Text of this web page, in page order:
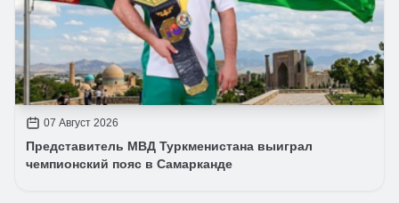
07 Август 2026
Представитель МВД Туркменистана выиграл
чемпионский пояс в Самарканде